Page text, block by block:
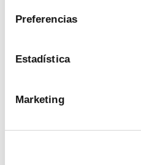
Preferencias
Estadística
Marketing
vida de las afectadas, en el
Paciente’
Lo impredecible de la
tratamientos centran el